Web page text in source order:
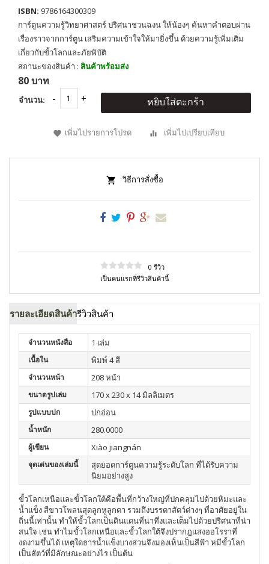
ISBN: 9786164300309
การ์ตูนความรู้วิทยาศาสตร์ ปริศนาชวนฉงน ให้น้องๆ ค้นหาคำตอบผ่าน
เรื่องราวจากการ์ตูน เสริมความเข้าใจให้มายิ่งขึ้น ด้วยความรู้เพิ่มเติม
เกี่ยวกับขั้วโลกและภัยพิบัติ
สถานะของสินค้า : สินค้าพร้อมส่ง
80 บาท
จำนวน: หยิบใส่ตะกร้า
เพิ่มไปรายการโปรด เพิ่มไปเปรียบเทียบ
วิธีการสั่งซื้อ
0 รีวิว
เป็นคนแรกที่รีวิวสินค้านี้
รายละเอียดสินค้ารีวิวสินค้า
จำนวนหนังสือ 1 เล่ม
เนื้อใน พิมพ์ 4 สี
จำนวนหน้า 208 หน้า
ขนาดรูปเล่ม 170 x 230 x 14 มิลลิเมตร
รูปแบบปก ปกอ่อน
น้ำหนัก 280.0000
ผู้เขียน Xiào jiangnán
จุดเด่นของเล่มนี้
สุดยอดการ์ตูนความรู้ระดับโลก ที่ได้รับความ
นิยมอย่างสูง
ขั้วโลกเหนือและขั้วโลกใต้คือพื้นที่กว้างใหญ่ที่ปกคลุมไปด้วยหิมะและ
น้ำแข็ง สีขาวโพลนสุดลูกหูลูกตา รวมถึงบรรดาสัตว์ต่างๆ ที่อาศัยอยู่ใน
ถิ่นนี้เท่านั้น ทำให้ขั้วโลกเป็นดินแดนที่น่าทึ่งและเต็มไปด้วยปริศนาที่น่า
สนใจ เช่น ทำไมขั้วโลกเหนือและขั้วโลกใต้จึงปรากฎแสงออโรราที่
งดงามขึ้นได้ เหตุใดธารน้ำแข็งบางส่วนจึงมองเห็นเป็นสีฟ้า หมีขั้วโลก
เป็นสัตว์ที่มีลักษณะอย่างไร เป็นต้น